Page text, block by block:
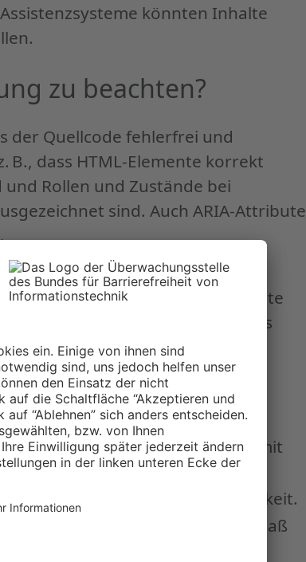
könnten Inhalte
zu beachten?
der Quellcode fehlerfrei und
dass HTML-Elemente korrekt
Rollen und Zustände bei
sind. Auch ARIA-Attribute
des PrinzipsRobustheit
enthalten konkrete
und Gestaltung. Dabei wird jedes
Im Anschluss folgen jeweils
unterteilt:
die nötig sind, damit
zugänglich sind.
für gute digitale Zugänglichkeit.
für ein sehr hohes Maß